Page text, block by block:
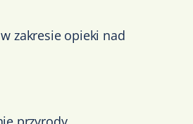
zakresie opieki nad